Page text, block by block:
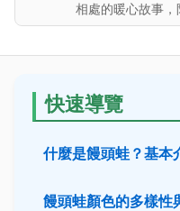
相處的暖心故事，
快速導覽
什麼是饅頭蛙？基本
饅頭蛙顏色的多樣性